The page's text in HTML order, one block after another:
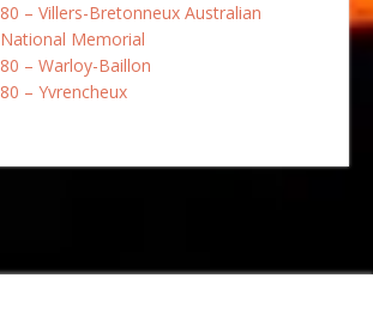
80 – Villers-Bretonneux Australian
National Memorial
80 – Warloy-Baillon
80 – Yvrencheux